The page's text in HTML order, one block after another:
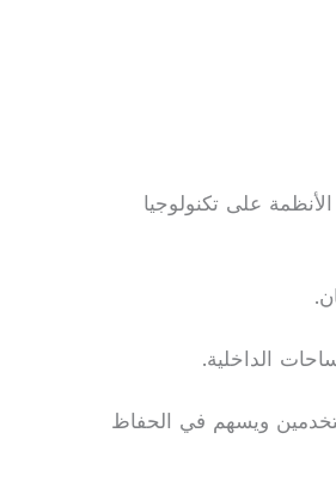
على تكنولوجيا
الداخلية.
ويسهم في الحفاظ